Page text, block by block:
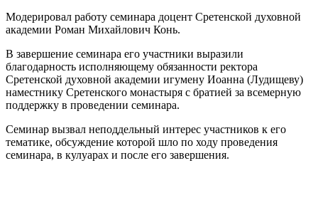
Модерировал работу семинара доцент Сретенской духовной
академии Роман Михайлович Конь.
В завершение семинара его участники выразили
благодарность исполняющему обязанности ректора
Сретенской духовной академии игумену Иоанна (Лудищеву)
наместнику Сретенского монастыря с братией за всемерную
поддержку в проведении семинара.
Семинар вызвал неподдельный интерес участников к его
тематике, обсуждение которой шло по ходу проведения
семинара, в кулуарах и после его завершения.